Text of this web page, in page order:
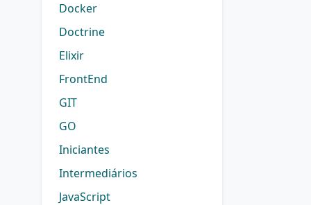
Docker
Doctrine
Elixir
FrontEnd
GIT
GO
Iniciantes
Intermediários
JavaScript